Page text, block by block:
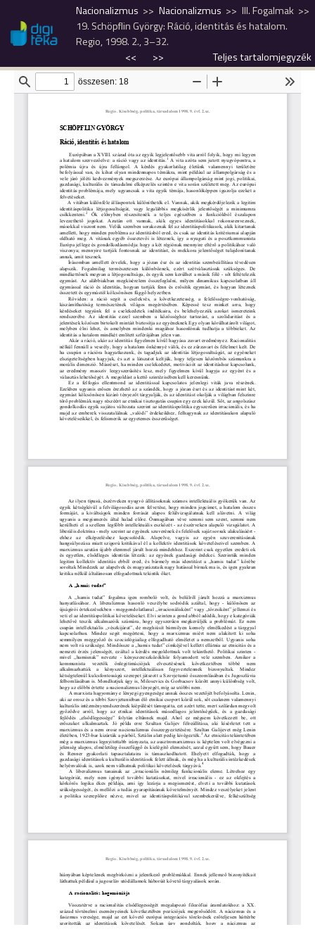
Nacionalizmus Nacionalizmus
III. Fogalmak
19. Schöpflin György: Ráció, identitás és hatalom.
Regio, 1998. 2., 3–32.
<<
>> Teljes tartalomjegyzék